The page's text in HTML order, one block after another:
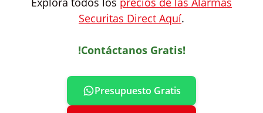
Securitas Direct Aquí.
!Contáctanos Gratis!
Presupuesto Gratis